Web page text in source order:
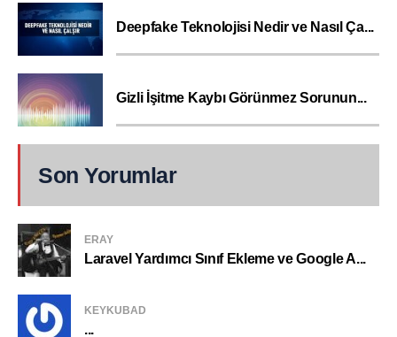
Deepfake Teknolojisi Nedir ve Nasıl Ça...
Gizli İşitme Kaybı Görünmez Sorunun...
Son Yorumlar
ERAY
Laravel Yardımcı Sınıf Ekleme ve Google A...
KEYKUBAD
...